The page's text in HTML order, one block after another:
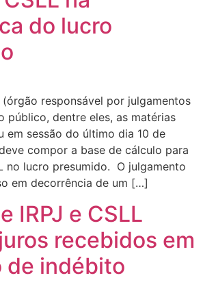
do lucro
(órgão responsável por julgamentos
público, dentre eles, as matérias
em sessão do último dia 10 de
compor a base de cálculo para
no lucro presumido. O julgamento
em decorrência de um […]
IRPJ e CSLL
recebidos em
de indébito